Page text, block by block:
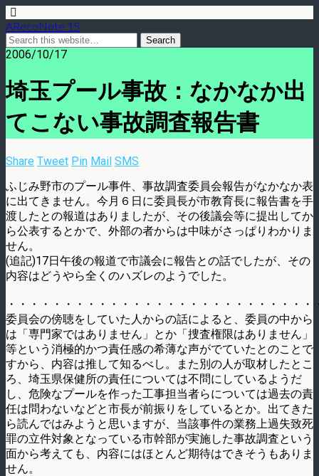
ARecoNote 15
2006/10/17
埼玉プール事故：なかなか出
てこない事故調査報告書
Share Tweet Pin Mail SMS
ふじみ野市のプール事件、事故調査委員会報告がなかなか表
に出てきません。今月６日に委員長が市教育長に報告書を手
渡したとの報道はありましたが、その後議会等に提出してか
ら公表するとかで、外部の者からは中味がさっぱりわかりま
せん。
(追記)17日午後の報道で市議会に報告との話でしたが、その
内容はどうやら全くのハズレのようでした。
・・・・・・・・・・・・・・・・・・・・・・・・・・・
委員会の傍聴をしていた人からの話によると、委員の中から
は「専門家ではありません」とか「捜査権限はありません」
等という消極的かつ責任感の希薄な声がでていたとのことで
すから、内容は推して知るべし。また別の人が取材したとこ
ろ、埼玉県保健所の責任については不問にしているようだ
し、危険なプールを作った工事担当者らについては過去の責
任は問わないなどと市長が前振りをしているとか。出てきた
ら読んではみようと思いますが、当該事件の業務上過失致死
罪の立件対象となっている市幹部が実施した事故調査という
面から考えても、内容にはほとんど期待はできそうもありま
せん。